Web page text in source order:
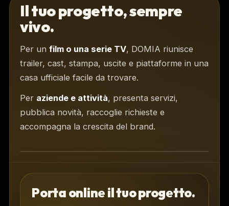
Il tuo progetto, sempre
vivo.
Per un film o una serie TV, DOMIA riunisce
trailer, cast, stampa, uscite e piattaforme in una
casa ufficiale facile da trovare.
Per aziende e attività, presenta servizi,
pubblica novità, raccoglie richieste e
accompagna la crescita del brand.
Area clienti DOMIA per siti e
Porta online il tuo progetto.